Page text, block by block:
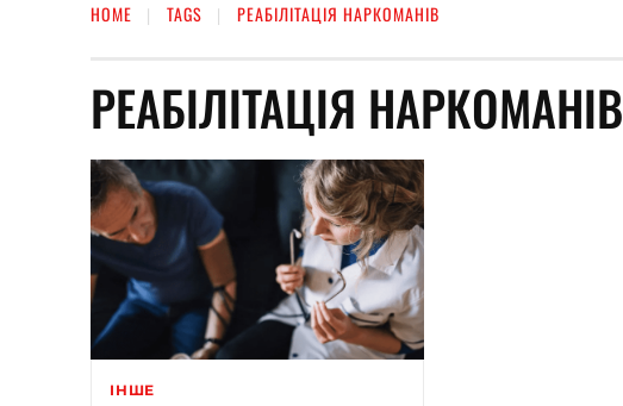
HOME TAGS РЕАБІЛІТАЦІЯ НАРКОМАНІВ
РЕАБІЛІТАЦІЯ НАРКОМАНІВ
ІНШЕ